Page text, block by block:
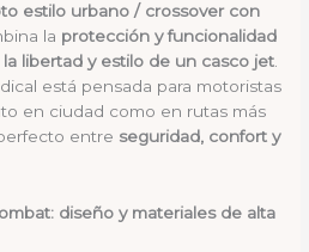
estilo urbano / crossover con
la protección y funcionalidad
libertad y estilo de un casco jet.
está pensada para motoristas
en ciudad como en rutas más
entre seguridad, confort y
diseño y materiales de alta